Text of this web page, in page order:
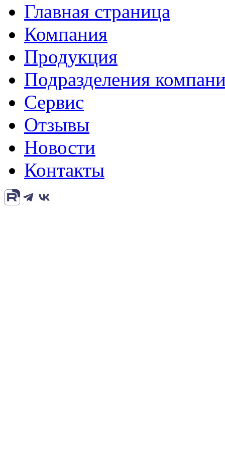
Главная страница
Компания
Продукция
Подразделения
Сервис
Отзывы
Новости
Контакты